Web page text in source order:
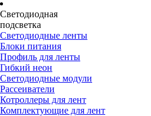
Светодиодная
подсветка
Светодиодные ленты
Блоки питания
Профиль для ленты
Гибкий неон
Светодиодные модули
Рассеиватели
Котроллеры для лент
Комплектующие для лент